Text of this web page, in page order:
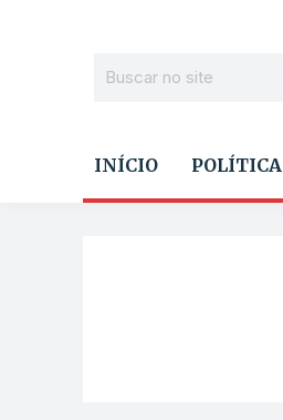
INÍCIO POLÍTICA